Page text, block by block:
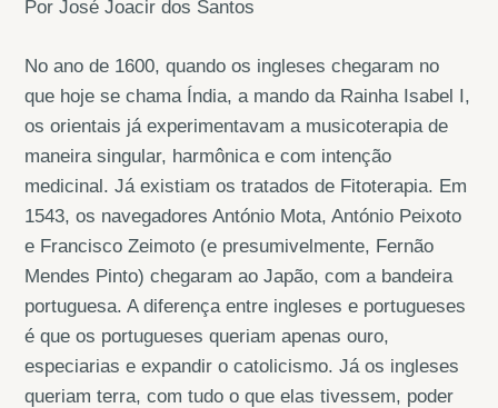
Por José Joacir dos Santos
No ano de 1600, quando os ingleses chegaram no
que hoje se chama Índia, a mando da Rainha Isabel I,
os orientais já experimentavam a musicoterapia de
maneira singular, harmônica e com intenção
medicinal. Já existiam os tratados de Fitoterapia. Em
1543, os navegadores António Mota, António Peixoto
e Francisco Zeimoto (e presumivelmente, Fernão
Mendes Pinto) chegaram ao Japão, com a bandeira
portuguesa. A diferença entre ingleses e portugueses
é que os portugueses queriam apenas ouro,
especiarias e expandir o catolicismo. Já os ingleses
queriam terra, com tudo o que elas tivessem, poder